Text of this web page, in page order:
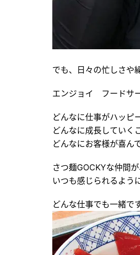
でも、日々の忙しさや
エンジョイ フードサ
どんなに仕事がハッピ
どんなに成長していく
どんなにお客様が喜ん
さつ麺GOCKYな仲間
いつも感じられるよう
どんな仕事でも一緒で